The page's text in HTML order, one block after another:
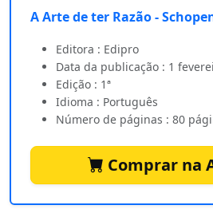
A Arte de ter Razão -
Editora : Edipro
Data da publicação : 1
Edição : 1ª
Idioma : Português
Número de páginas : 80
Comprar na